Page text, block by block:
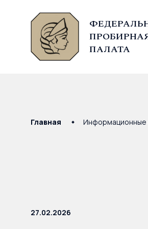
ПАЛАТА
© Федеральная пробирная
Главная Информационные
27.02.2026